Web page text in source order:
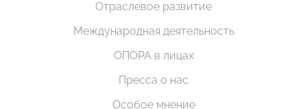
Отраслевое развитие
Международная деятельность
ОПОРА в лицах
Пресса о нас
Особое мнение